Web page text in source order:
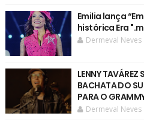
Emilia lança
histórica Era
Dermeval Neves
LENNY TAVÁREZ
BACHATA DO
PARA O
Dermeval Neves